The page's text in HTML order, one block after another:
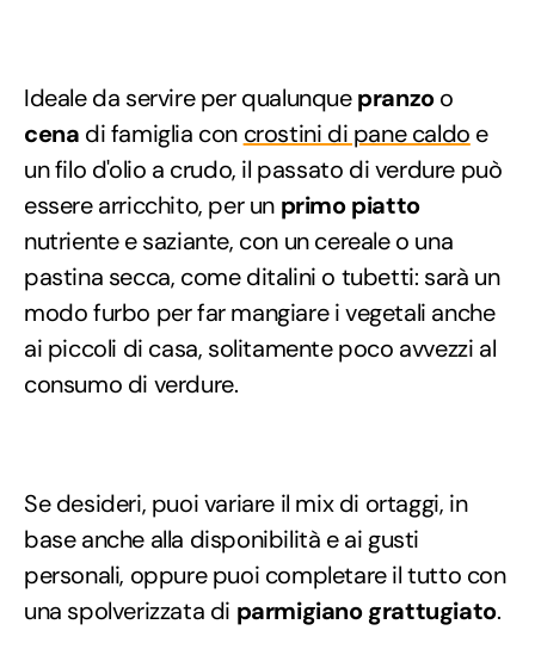
Ideale da servire per qualunquepranzoo
cena di famiglia con crostini di pane caldo e
un filo d'olio a crudo, il passato di verdure può
essere arricchito, per un primo piatto
nutriente e saziante, con un cereale o una
pastina secca, come ditalini o tubetti: sarà un
modo furbo per far mangiare i vegetali anche
ai piccoli di casa, solitamente poco avvezzi al
consumo di verdure.
Se desideri, puoi variare il mix di ortaggi, in
base anche alla disponibilità e ai gusti
personali, oppure puoi completare il tutto con
una spolverizzata di parmigiano grattugiato.